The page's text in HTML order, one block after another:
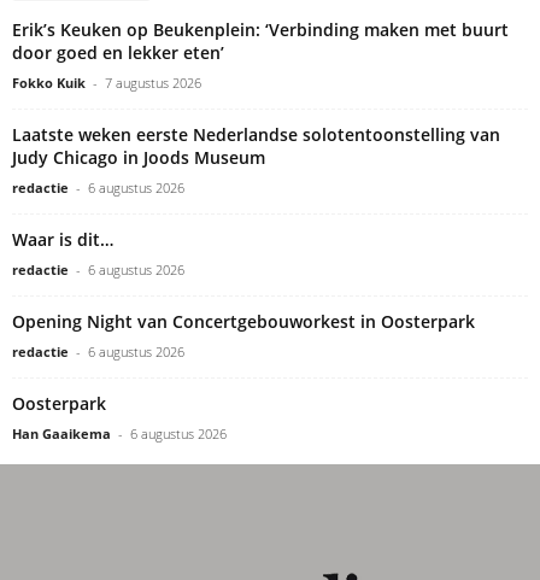
Erik’s Keuken op Beukenplein: ‘Verbinding maken met buurt
door goed en lekker eten’
Fokko Kuik - 7 augustus 2026
Laatste weken eerste Nederlandse solotentoonstelling van
Judy Chicago in Joods Museum
redactie - 6 augustus 2026
Waar is dit…
redactie - 6 augustus 2026
Opening Night van Concertgebouworkest in Oosterpark
redactie - 6 augustus 2026
Oosterpark
Han Gaaikema - 6 augustus 2026